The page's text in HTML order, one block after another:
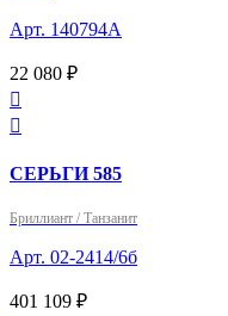
Арт. 140794А
22 080 ₽


СЕРЬГИ 585
Бриллиант / Танзанит
Арт. 02-2414/6б
401 109 ₽